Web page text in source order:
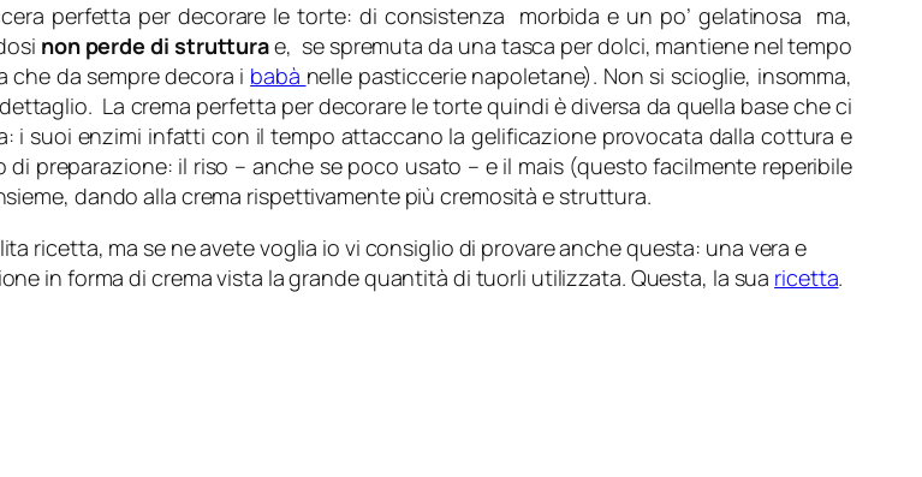
perfetta per decorare le torte: di consistenza morbida e un po’ gelatinosa ma,
non perde di strutturae, se spremuta da una tasca per dolci, mantiene nel tempo
da sempre decora i babà nelle pasticcerie napoletane). Non si scioglie, insomma,
La crema perfetta per decorare le torte quindi è diversa da quella base che ci
i suoi enzimi infatti con il tempo attaccano la gelificazione provocata dalla cottura e
preparazione: il riso – anche se poco usato – e il mais (questo facilmente reperibile
dando alla crema rispettivamente più cremosità e struttura.
ricetta, ma se ne avete voglia io vi consiglio di provare anche questa: una vera e
in forma di crema vista la grande quantità di tuorli utilizzata. Questa, la sua ricetta.